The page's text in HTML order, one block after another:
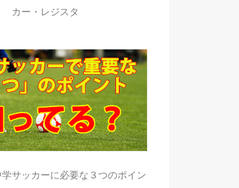
カー・レジスタ
学サッカーに必要な３つのポイン